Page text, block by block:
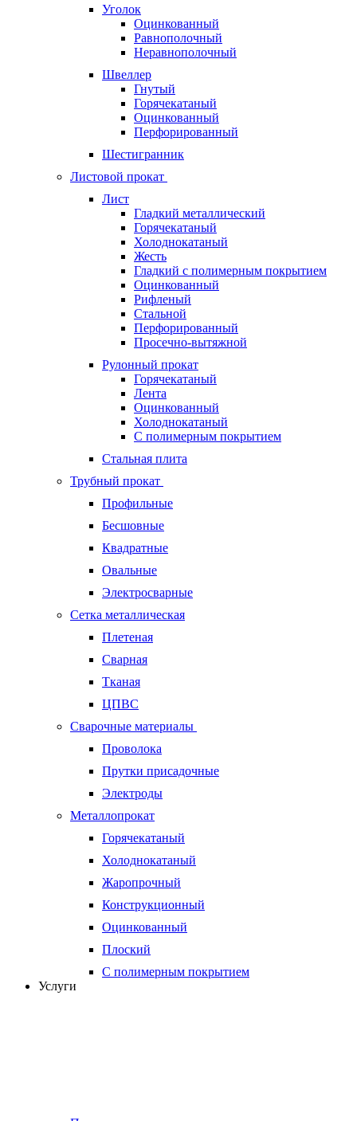
Уголок
Оцинкованный
Равнополочный
Неравнополочный
Швеллер
Гнутый
Горячекатаный
Оцинкованный
Перфорированный
Шестигранник
Листовой прокат
Лист
Гладкий металлический
Горячекатаный
Холоднокатаный
Жесть
Гладкий с полимерным покрытием
Оцинкованный
Рифленый
Стальной
Перфорированный
Просечно-вытяжной
Рулонный прокат
Горячекатаный
Лента
Оцинкованный
Холоднокатаный
С полимерным покрытием
Стальная плита
Трубный прокат
Профильные
Бесшовные
Квадратные
Овальные
Электросварные
Сетка металлическая
Плетеная
Сварная
Тканая
ЦПВС
Сварочные материалы
Проволока
Прутки присадочные
Электроды
Металлопрокат
Горячекатаный
Холоднокатаный
Жаропрочный
Конструкционный
Оцинкованный
Плоский
С полимерным покрытием
Услуги